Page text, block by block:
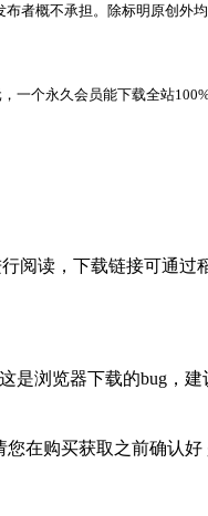
者概不承担。除标明原创外
一个永久会员能下载全站100%
阅读，下载链接可通过
浏览器下载的bug，
在购买获取之前确认